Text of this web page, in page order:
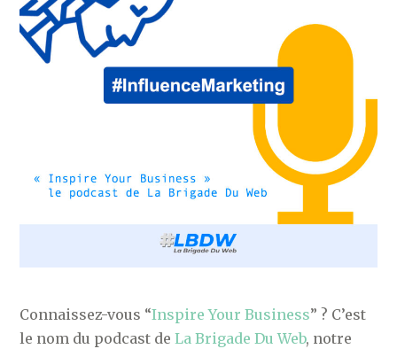
Connaissez-vous “Inspire Your Business” ? C’est
le nom du podcast deLa Brigade Du Web, notre